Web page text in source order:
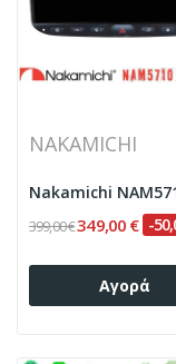
NAKAMICHI
399,00 €349,00 € -
Αγορά